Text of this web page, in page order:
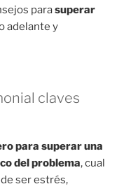
parasuperar
adelante y
claves
para superar una
del problema, cual
ser estrés,